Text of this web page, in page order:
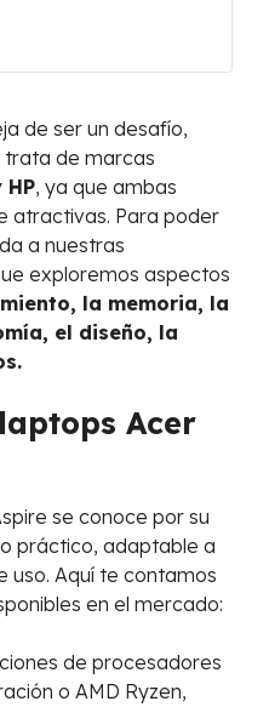
de ser un desafío,
trata de marcas
HP, ya que ambas
atractivas. Para poder
a nuestras
exploremos aspectos
la memoria, la
el diseño, la
Acer
se conoce por su
práctico, adaptable a
uso. Aquí te contamos
en el mercado:
de procesadores
o AMD Ryzen,